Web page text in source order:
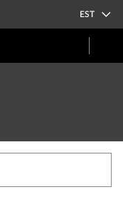
EST